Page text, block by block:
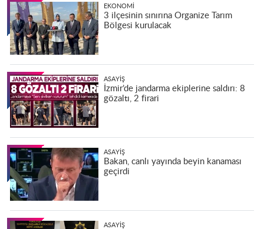
EKONOMI
3 ilçesinin sınırına Organize Tarım
Bölgesi kurulacak
ASAYIŞ
İzmir’de jandarma ekiplerine saldırı: 8
gözaltı, 2 firari
ASAYIŞ
Bakan, canlı yayında beyin kanaması
geçirdi
ASAYIŞ